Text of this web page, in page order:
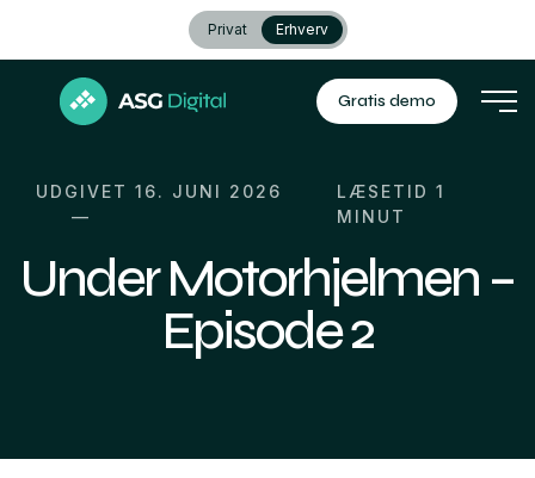
Privat Erhverv
Gratis demo
UDGIVET 16. JUNI 2026 LÆSETID 1
MINUT
Under Motorhjelmen –
Episode 2